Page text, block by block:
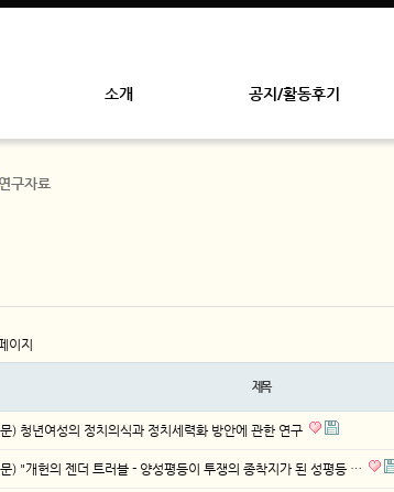
소개 공지/활동후기
연구자료
이지
제목
) 청년여성의 정치의식과 정치세력화 방안에 관한 연구
) "개헌의 젠더 트러블 - 양성평등이 투쟁의 종착지가 된 성평등 …